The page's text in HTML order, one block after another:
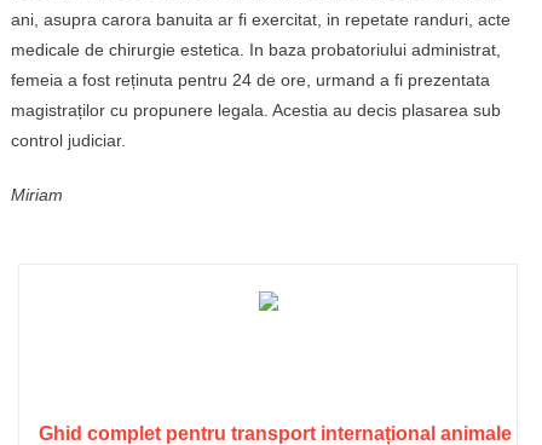
ani, asupra carora banuita ar fi exercitat, in repetate randuri, acte
medicale de chirurgie estetica. In baza probatoriului administrat,
femeia a fost reținuta pentru 24 de ore, urmand a fi prezentata
magistraților cu propunere legala. Acestia au decis plasarea sub
control judiciar.
Miriam
Ghid complet pentru transport internațional animale